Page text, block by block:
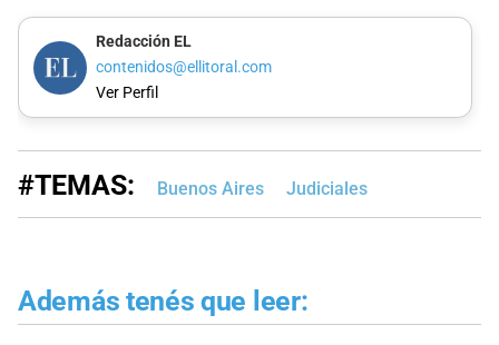
Redacción EL
contenidos@ellitoral.com
Ver Perfil
#TEMAS: Buenos Aires Judiciales
Además tenés que leer: